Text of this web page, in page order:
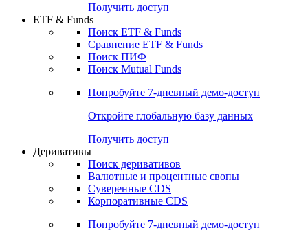
Получить доступ
ETF & Funds
Поиск ETF & Funds
Сравнение ETF & Funds
Поиск ПИФ
Поиск Mutual Funds
Попробуйте 7-дневный демо-доступ
Откройте глобальную базу данных
Получить доступ
Деривативы
Поиск деривативов
Валютные и процентные свопы
Суверенные CDS
Корпоративные CDS
Попробуйте 7-дневный демо-доступ